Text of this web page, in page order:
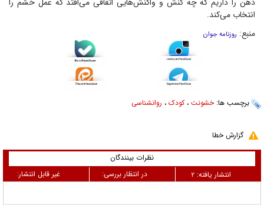
انتخاب می‌کند.
منبع: روزنامه جوان
برچسب ها:خشونت‌ ،کودک ، روانشناسی
گزارش خطا
نظرات بینندگان
غیر قابل انتشار:
در انتظار بررسی: انتشار یافته:۲